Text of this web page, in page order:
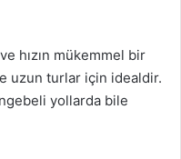
hızın mükemmel bir
uzun turlar için idealdir.
yollarda bile